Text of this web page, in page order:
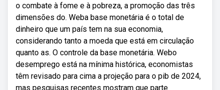
o combate à fome e à pobreza, a promoção das três
dimensões do. Weba base monetária é o total de
dinheiro que um país tem na sua economia,
considerando tanto a moeda que está em circulação
quanto as. O controle da base monetária. Webo
desemprego está na mínima histórica, economistas
têm revisado para cima a projeção para o pib de 2024,
mas pesquisas recentes mostram que parte